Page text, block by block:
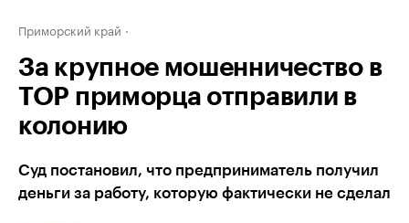
Приморский край
За крупное мошенничество в
ТОР приморца отправили в
колонию
Суд постановил, что предприниматель получил
деньги за работу, которую фактически не сделал